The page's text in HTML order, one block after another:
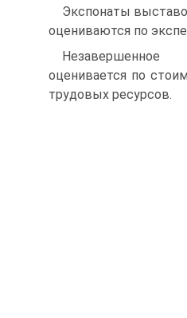
Экспонаты
оцениваются по
оценивается по
трудовых ресурсов.